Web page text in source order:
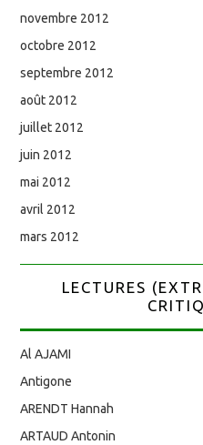
novembre 2012
octobre 2012
septembre 2012
août 2012
juillet 2012
juin 2012
mai 2012
avril 2012
mars 2012
LECTURES
Al AJAMI
Antigone
ARENDT Hannah
ARTAUD Antonin